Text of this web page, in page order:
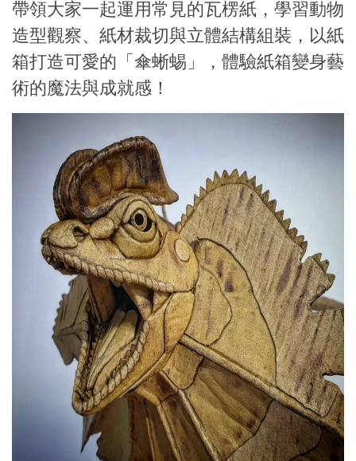
帶領大家一起運用常見的瓦楞紙，學習動物
造型觀察、紙材裁切與立體結構組裝，以紙
箱打造可愛的「傘蜥蜴」，體驗紙箱變身藝
術的魔法與成就感！